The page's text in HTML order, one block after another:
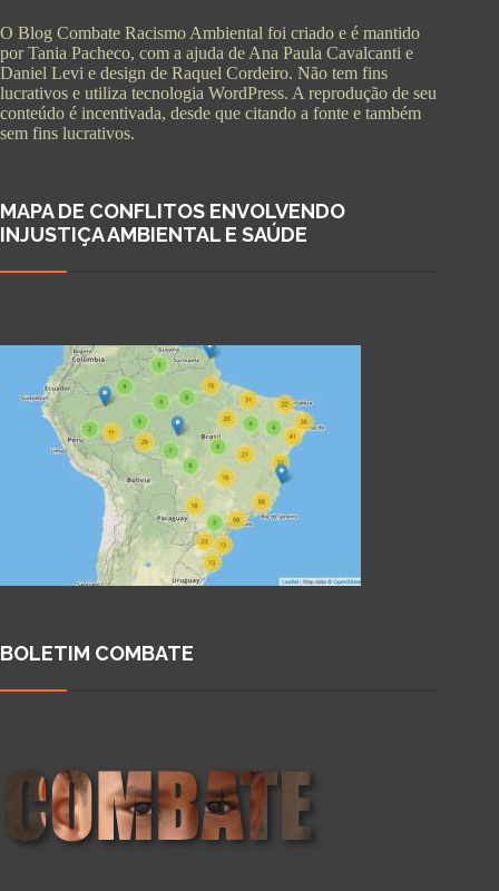
O Blog Combate Racismo Ambiental foi criado e é mantido
por Tania Pacheco, com a ajuda de Ana Paula Cavalcanti e
Daniel Levi e design de Raquel Cordeiro. Não tem fins
lucrativos e utiliza tecnologia WordPress. A reprodução de seu
conteúdo é incentivada, desde que citando a fonte e também
sem fins lucrativos.
MAPA DE CONFLITOS ENVOLVENDO
INJUSTIÇA AMBIENTAL E SAÚDE
BOLETIM COMBATE